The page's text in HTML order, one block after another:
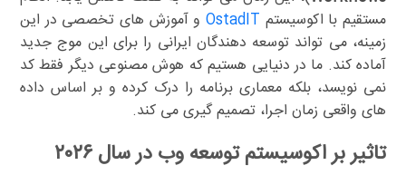
مستقیم با اکوسیستم OstadIT و آموزش های تخصصی در این
زمینه، می تواند توسعه دهندگان ایرانی را برای این موج جدید
آماده کند. ما در دنیایی هستیم که هوش مصنوعی دیگر فقط کد
نمی نویسد، بلکه معماری برنامه را درک کرده و بر اساس داده
های واقعی زمان اجرا، تصمیم گیری می کند.
تاثیر بر اکوسیستم توسعه وب در سال ۲۰۲۶